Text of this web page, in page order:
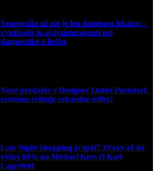
Sonografia už nie je len doménou lekárov –
využívajú ju aj fyzioterapeuti pri
diagnostike a liečbe
Nové predajne v Designer Outlet Parndorf,
centrum eviduje rekordné tržby!
Late Night Shopping je späť! Zľavy až do
výšky 80% na Michael Kors či Karl
Lagerfeld